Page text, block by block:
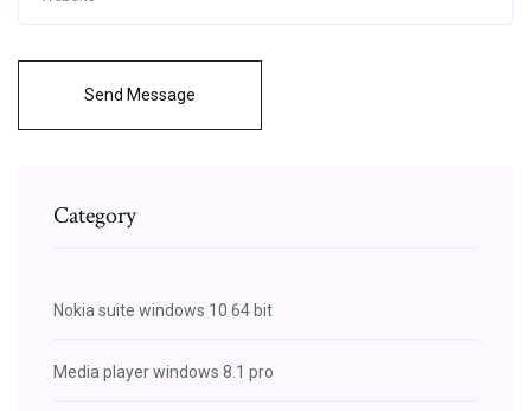
Send Message
Category
Nokia suite windows 10 64 bit
Media player windows 8.1 pro